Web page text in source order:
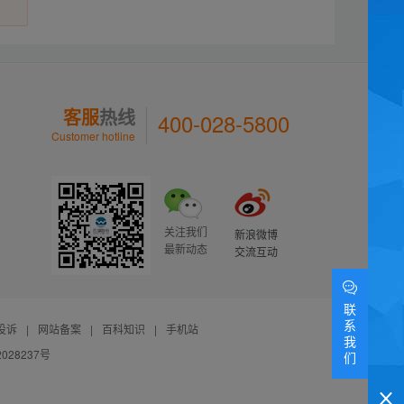
客服热线
Customer hotline 400-028-5800
关注我们
最新动态
新浪微博
交流互动
诉 | 网站备案 | 百科知识 |
手机站
号
联
系
我
们